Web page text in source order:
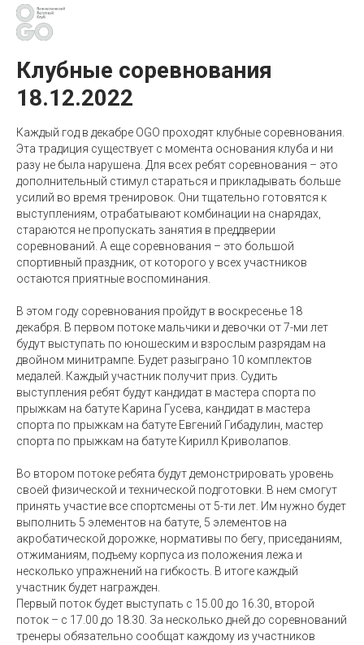
Клубные соревнования
18.12.2022
Каждый год в декабре OGO проходят клубные соревнования.
Эта традиция существует с момента основания клуба и ни
разу не была нарушена. Для всех ребят соревнования – это
дополнительный стимул стараться и прикладывать больше
усилий во время тренировок. Они тщательно готовятся к
выступлениям, отрабатывают комбинации на снарядах,
стараются не пропускать занятия в преддверии
соревнований. А еще соревнования – это большой
спортивный праздник, от которого у всех участников
остаются приятные воспоминания.
В этом году соревнования пройдут в воскресенье 18
декабря. В первом потоке мальчики и девочки от 7-ми лет
будут выступать по юношеским и взрослым разрядам на
двойном минитрампе. Будет разыграно 10 комплектов
медалей. Каждый участник получит приз. Судить
выступления ребят будут кандидат в мастера спорта по
прыжкам на батуте Карина Гусева, кандидат в мастера
спорта по прыжкам на батуте Евгений Гибадулин, мастер
спорта по прыжкам на батуте Кирилл Криволапов.
Во втором потоке ребята будут демонстрировать уровень
своей физической и технической подготовки. В нем смогут
принять участие все спортсмены от 5-ти лет. Им нужно будет
выполнить 5 элементов на батуте, 5 элементов на
акробатической дорожке, нормативы по бегу, приседаниям,
отжиманиям, подъему корпуса из положения лежа и
несколько упражнений на гибкость. В итоге каждый
участник будет награжден.
Первый поток будет выступать с 15.00 до 16.30, второй
поток – с 17.00 до 18.30. За несколько дней до соревнований
тренеры обязательно сообщат каждому из участников